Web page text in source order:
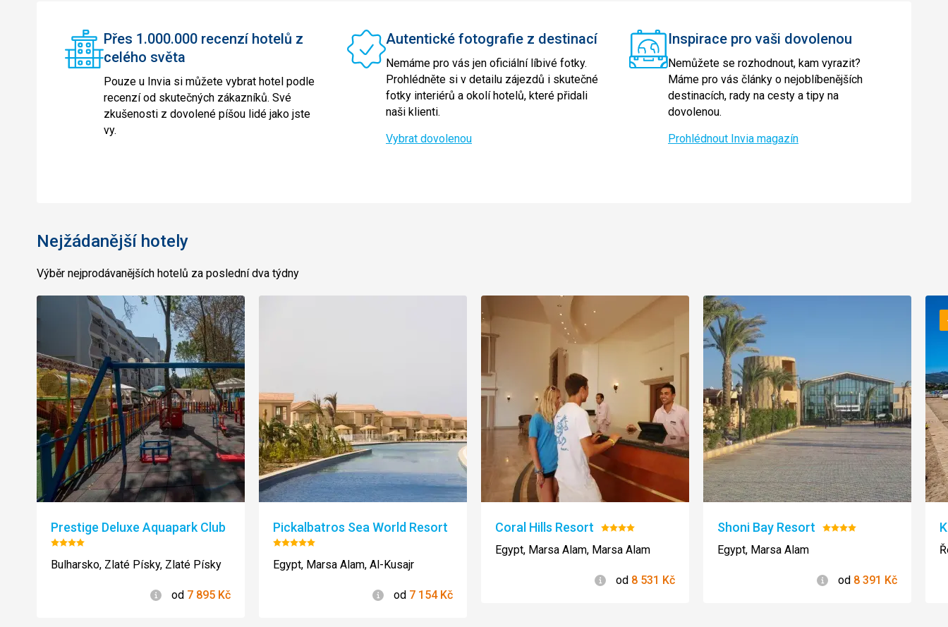
Přes 1.000.000 recenzí hotelů z
celého světa
Pouze u Invia si můžete vybrat hotel podle
recenzí od skutečných zákazníků. Své
zkušenosti z dovolené píšou lidé jako jste
vy.
Autentické fotografie z destinací
Nemáme pro vás jen oficiální líbivé fotky.
Prohlédněte si v detailu zájezdů i skutečné
fotky interiérů a okolí hotelů, které přidali
naši klienti.
Vybrat dovolenou
Inspirace pro vaši dovolenou
Nemůžete se rozhodnout, kam vyrazit?
Máme pro vás články o nejoblíbenějších
destinacích, rady na cesty a tipy na
dovolenou.
Prohlédnout Invia magazín
Nejžádanější hotely
Výběr nejprodávanějších hotelů za poslední dva týdny
Prestige Deluxe Aquapark Club
Hodnocení:
4/5
Bulharsko, Zlaté Písky, Zlaté Písky
Informace
od 7 895 Kč
Pickalbatros Sea World Resort
Hodnocení:
5/5
Egypt, Marsa Alam, Al-Kusajr
Informace
od 7 154Kč
Coral Hills Resort Hodnocení:
4/5
Egypt, Marsa Alam, Marsa Alam
Informace
od 8 531 Kč
Shoni Bay Resort Hodnocení:
Egypt, Marsa Alam
Informace
od 8 391 Kč